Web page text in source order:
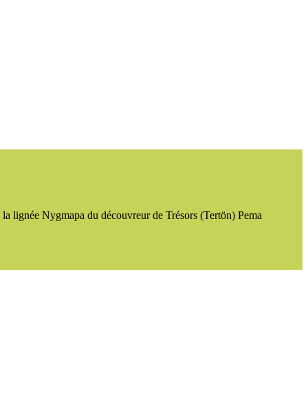
lignée Nygmapa du découvreur de Trésors (Tertön) Pema